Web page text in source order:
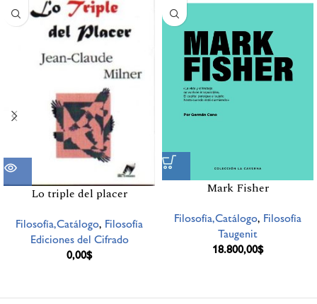
Lo triple del placer
Filosofía,Catálogo, Filosofía
Ediciones del Cifrado
0,00$
Mark Fisher
Filosofía,Catálogo, Filosofía
Taugenit
18.800,00$